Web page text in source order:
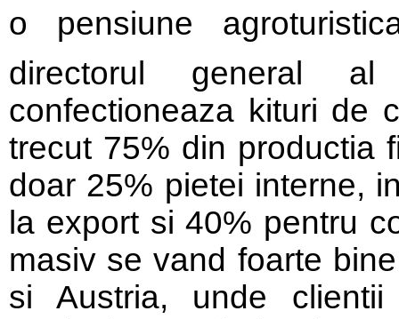
o pensiune
directorul general
confectioneaza kituri de
trecut 75% din productia
doar 25% pietei interne,
la export si 40% pentru
masiv se vand foarte
si Austria, unde